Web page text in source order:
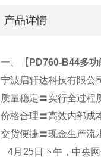
产品详情
一、 【 PD760-B44多功
宁波启轩达科技有限公
质量稳定〓实行全过程
价格合理〓高效内部成
交货便捷〓现金生产流
4月25日下午，中央